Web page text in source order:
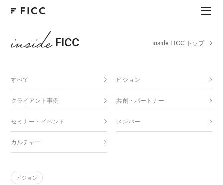
FICC inside FICC トップ
すべて ビジョン
クライアント事例 共創・パートナー
セミナー・イベント メンバー
カルチャー
ビジョン